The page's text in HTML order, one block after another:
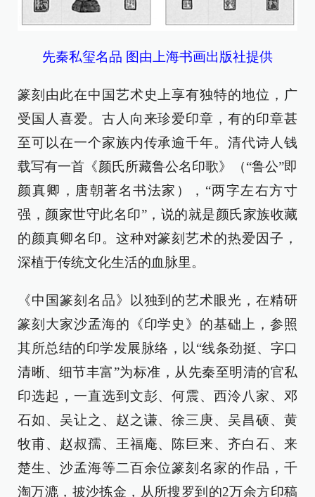
先秦私玺名品 图由上海书画出版社提供
篆刻由此在中国艺术史上享有独特的地位，广
受国人喜爱。古人向来珍爱印章，有的印章甚
至可以在一个家族内传承逾千年。清代诗人钱
载写有一首《颜氏所藏鲁公名印歌》（“鲁公”即
颜真卿，唐朝著名书法家），“两字左右方寸
强，颜家世守此名印”，说的就是颜氏家族收藏
的颜真卿名印。这种对篆刻艺术的热爱因子，
深植于传统文化生活的血脉里。
《中国篆刻名品》以独到的艺术眼光，在精研
篆刻大家沙孟海的《印学史》的基础上，参照
其所总结的印学发展脉络，以“线条劲挺、字口
清晰、细节丰富”为标准，从先秦至明清的官私
印选起，一直选到文彭、何震、西泠八家、邓
石如、吴让之、赵之谦、徐三庚、吴昌硕、黄
牧甫、赵叔孺、王福庵、陈巨来、齐白石、来
楚生、沙孟海等二百余位篆刻名家的作品，千
淘万漉，披沙拣金，从所搜罗到的2万余方印稿